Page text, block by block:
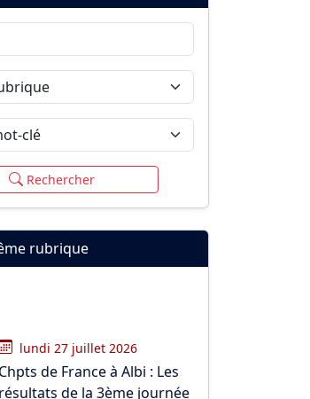
clé
Rechercher
rubrique
lundi 27 juillet 2026
Chpts de France à Albi : Les
résultats de la 3ème journée